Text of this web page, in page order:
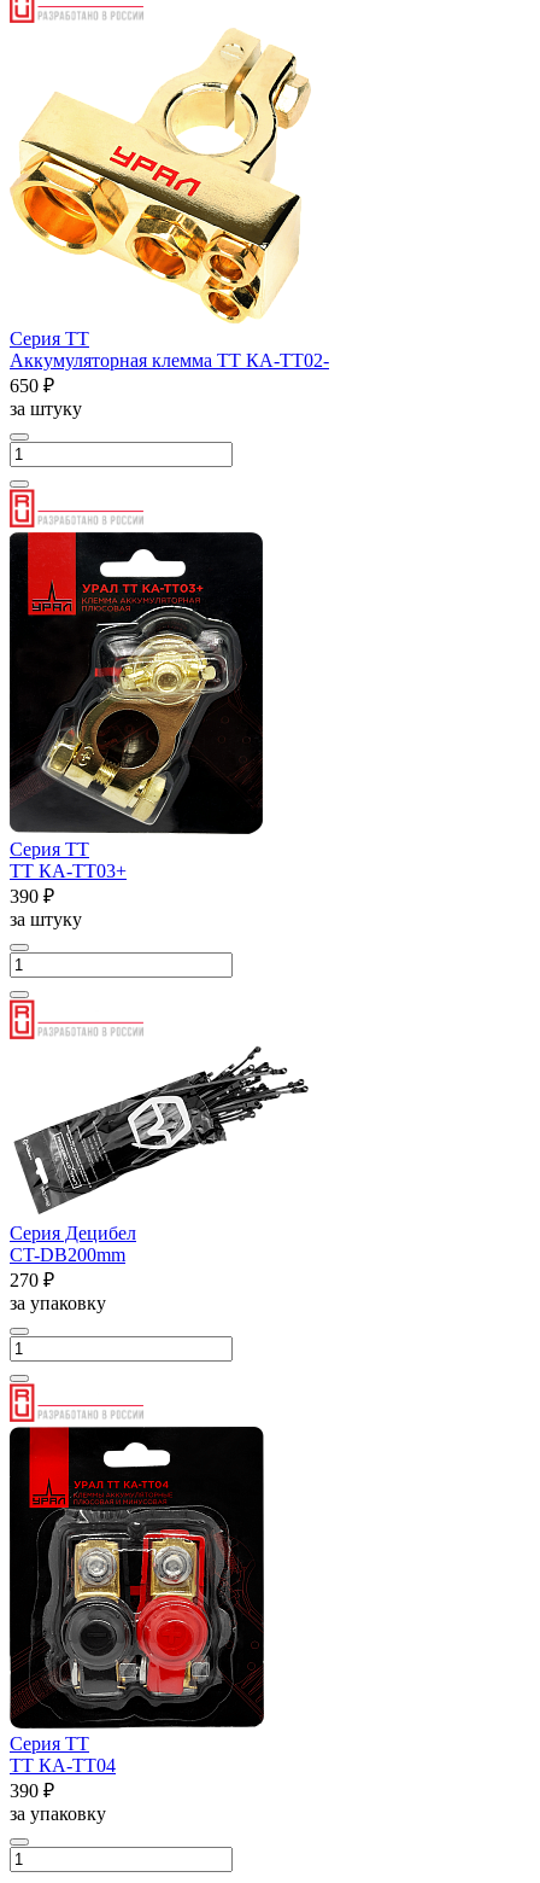
Серия ТТ
Аккумуляторная клемма ТТ КА-ТТ02-
650 ₽
за штуку
Серия ТТ
ТТ КА-ТТ03+
390 ₽
за штуку
Серия Децибел
CT-DB200mm
270 ₽
за упаковку
Серия ТТ
ТТ КА-ТТ04
390 ₽
за упаковку